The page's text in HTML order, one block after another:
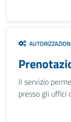
Il servizio
presso gli uffici